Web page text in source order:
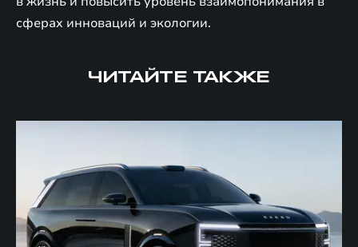
сферах инноваций и экологии.
ЧИТАЙТЕ ТАКЖЕ